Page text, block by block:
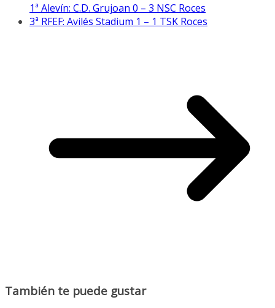
1ª Alevín: C.D. Grujoan 0 – 3 NSC Roces
3ª RFEF: Avilés Stadium 1 – 1 TSK Roces
También te puede gustar